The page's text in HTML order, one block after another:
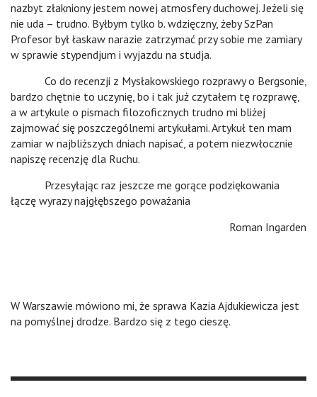
nazbyt złakniony jestem nowej atmosfery duchowej. Jeżeli się
nie uda – trudno. Byłbym tylko b. wdzięczny, żeby SzPan
Profesor był łaskaw narazie zatrzymać przy sobie me zamiary
w sprawie stypendjum i wyjazdu na studja.
Co do recenzji z Mysłakowskiego rozprawy o Bergsonie,
bardzo chętnie to uczynię, bo i tak już czytałem tę rozprawę,
a w artykule o pismach filozoficznych trudno mi bliżej
zajmować się poszczególnemi artykułami. Artykuł ten mam
zamiar w najbliższych dniach napisać, a potem niezwłocznie
napiszę recenzję dla Ruchu.
Przesyłając raz jeszcze me gorące podziękowania
łączę wyrazy najgłębszego poważania
Roman Ingarden
W Warszawie mówiono mi, że sprawa Kazia Ajdukiewicza jest
na pomyślnej drodze. Bardzo się z tego cieszę.